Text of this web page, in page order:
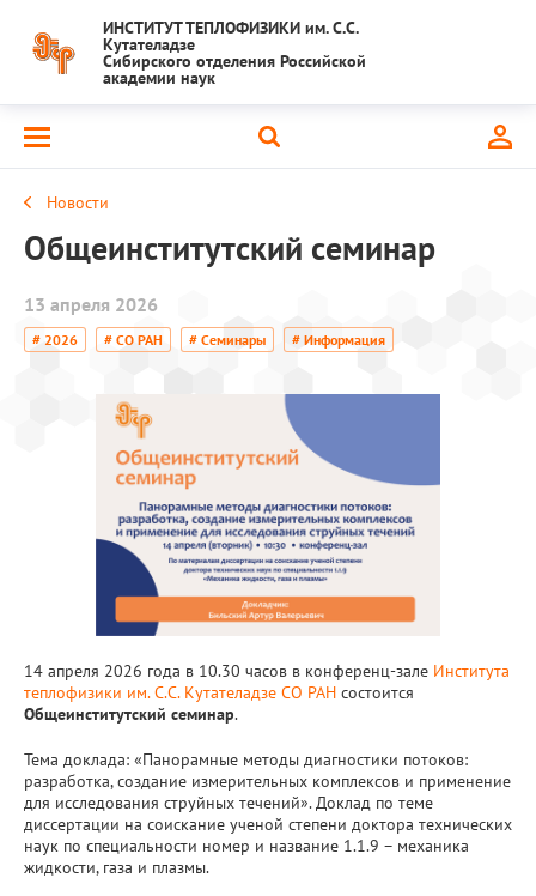
ИНСТИТУТ ТЕПЛОФИЗИКИ им. С.С.
Кутателадзе
Сибирского отделения Российской
академии наук
Новости
Общеинститутский семинар
13 апреля 2026
# 2026 # СО РАН # Семинары # Информация
14 апреля 2026 года в 10.30 часов в конференц-зале Института
теплофизики им. С.С. Кутателадзе СО РАН состоится
Общеинститутский семинар.
Тема доклада: «Панорамные методы диагностики потоков:
разработка, создание измерительных комплексов и применение
для исследования струйных течений». Доклад по теме
диссертации на соискание ученой степени доктора технических
наук по специальности номер и название 1.1.9 – механика
жидкости, газа и плазмы.